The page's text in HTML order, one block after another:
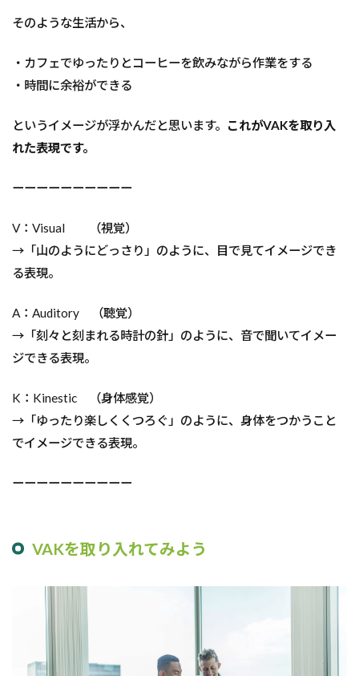
そのような生活から、
・カフェでゆったりとコーヒーを飲みながら作業をする
・時間に余裕ができる
というイメージが浮かんだと思います。
これがVAKを取り入
れた表現です。
ーーーーーーーーーー
V：Visual （視覚）
→「山のようにどっさり」のように、目で見てイメージでき
る表現。
A：Auditory （聴覚）
→「刻々と刻まれる時計の針」のように、音で聞いてイメー
ジできる表現。
K：Kinestic （身体感覚）
→「ゆったり楽しくくつろぐ」のように、身体をつかうこと
でイメージできる表現。
ーーーーーーーーーー
VAKを取り入れてみよう